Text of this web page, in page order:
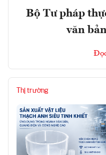
Bộ Tư pháp
văn
Thị trường